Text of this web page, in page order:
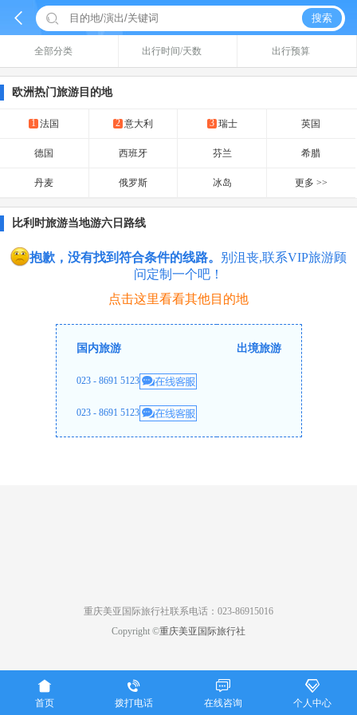
  搜索
全部分类 出行时间/天数 出行预算
欧洲热门旅游目的地
1 法国 2 意大利 3 瑞士 英国
德国 西班牙 芬兰 希腊
丹麦 俄罗斯 冰岛 更多 >>
比利时旅游当地游六日路线
抱歉，没有找到符合条件的线路。 别沮丧,联系VIP旅游顾
问定制一个吧！
点击这里看看其他目的地
国内旅游
023 - 8691 5123
023 - 8691 5123
出境旅游
重庆美亚国际旅行社联系电话：023-86915016
Copyright ©重庆美亚国际旅行社

首页

拨打电话

在线咨询

个人中心